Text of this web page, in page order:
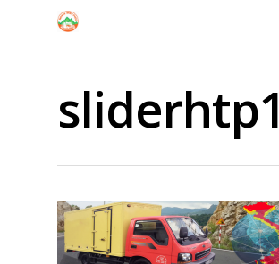
Hit enter to search or ESC to close
sliderhtp1